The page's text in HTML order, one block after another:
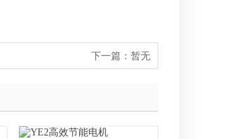
下一篇： 暂无